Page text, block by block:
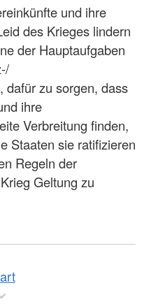
und ihre
des Krieges lindern
der Hauptaufgaben
dafür zu sorgen, dass
ihre
Verbreitung finden,
Staaten sie ratifizieren
Regeln der
Geltung zu